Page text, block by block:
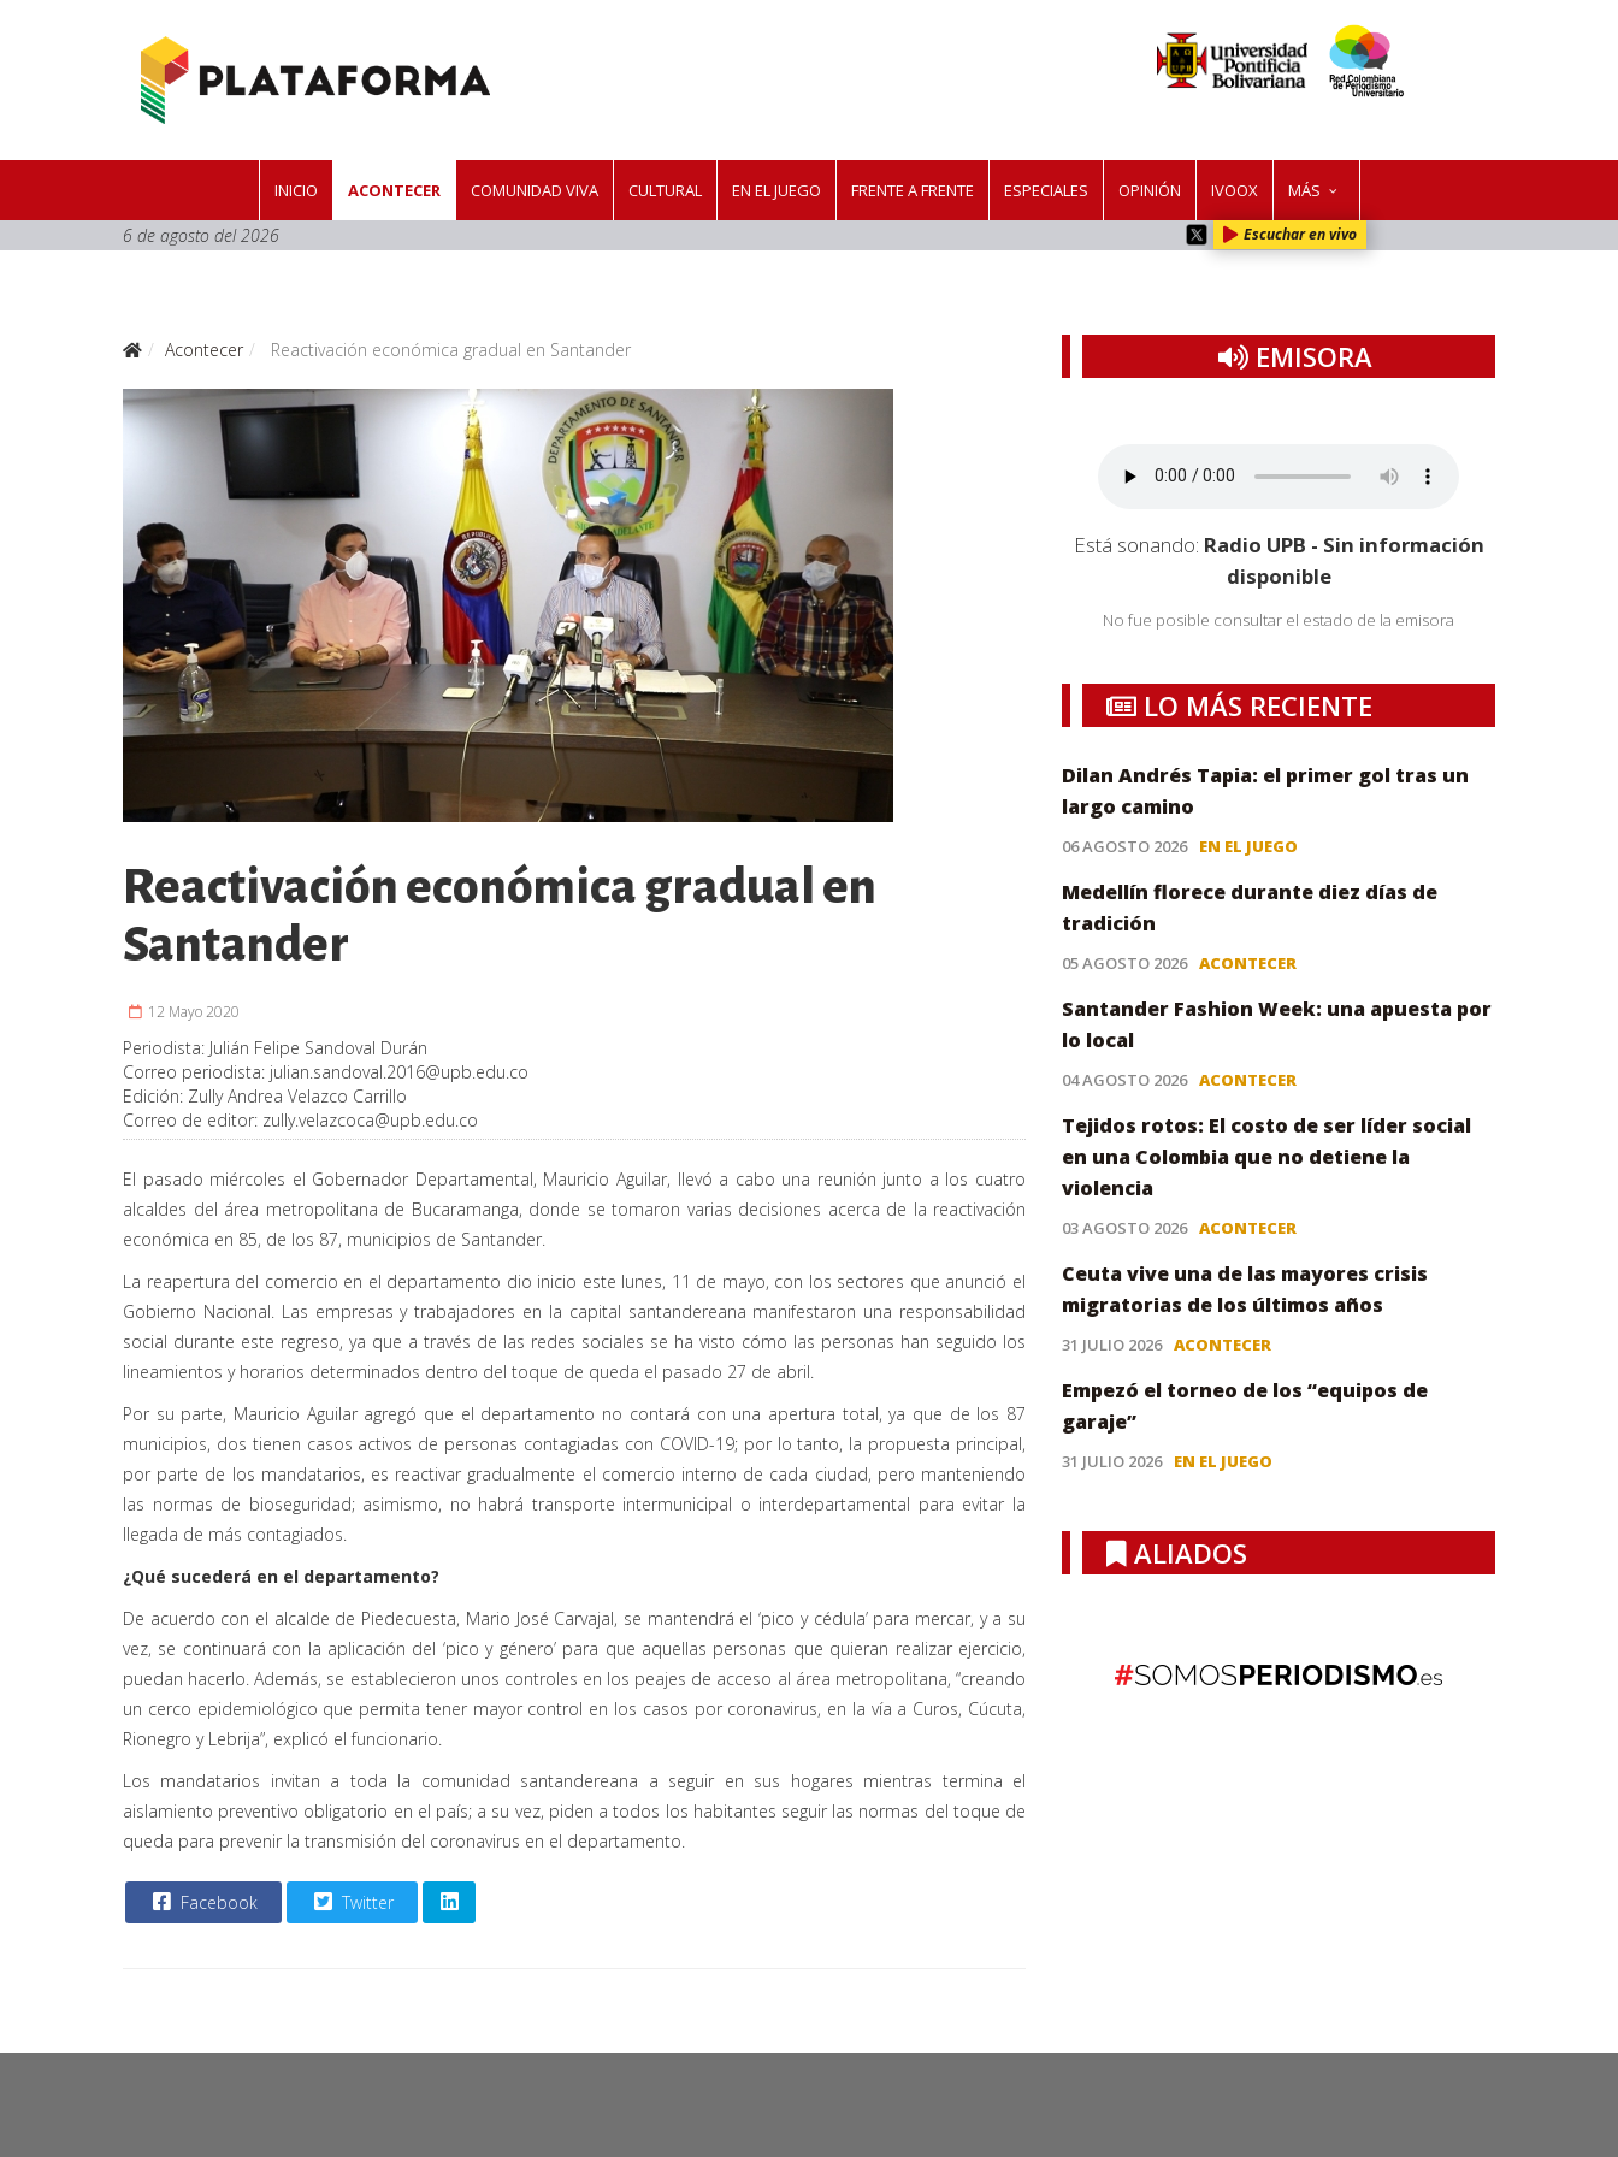
INICIO ACONTECER COMUNIDAD VIVA CULTURAL EN EL JUEGO FRENTE A FRENTE ESPECIALES OPINIÓN IVOOX MÁS
6 de agosto del 2026 Escuchar en vivo
Acontecer Reactivación económica gradual en Santander
Reactivación económica gradual en
Santander
12 Mayo 2020
Periodista: Julián Felipe Sandoval Durán
Correo periodista: julian.sandoval.2016@upb.edu.co
Edición: Zully Andrea Velazco Carrillo
Correo de editor: zully.velazcoca@upb.edu.co
El pasado miércoles el Gobernador Departamental, Mauricio Aguilar, llevó a cabo una reunión junto a los cuatro
alcaldes del área metropolitana de Bucaramanga, donde se tomaron varias decisiones acerca de la reactivación
económica en 85, de los 87, municipios de Santander.
La reapertura del comercio en el departamento dio inicio este lunes, 11 de mayo, con los sectores que anunció el
Gobierno Nacional. Las empresas y trabajadores en la capital santandereana manifestaron una responsabilidad
social durante este regreso, ya que a través de las redes sociales se ha visto cómo las personas han seguido los
lineamientos y horarios determinados dentro del toque de queda el pasado 27 de abril.
Por su parte, Mauricio Aguilar agregó que el departamento no contará con una apertura total, ya que de los 87
municipios, dos tienen casos activos de personas contagiadas con COVID-19; por lo tanto, la propuesta principal,
por parte de los mandatarios, es reactivar gradualmente el comercio interno de cada ciudad, pero manteniendo
las normas de bioseguridad; asimismo, no habrá transporte intermunicipal o interdepartamental para evitar la
llegada de más contagiados.
¿Qué sucederá en el departamento?
De acuerdo con el alcalde de Piedecuesta, Mario José Carvajal, se mantendrá el ‘pico y cédula’ para mercar, y a su
vez, se continuará con la aplicación del ‘pico y género’ para que aquellas personas que quieran realizar ejercicio,
puedan hacerlo. Además, se establecieron unos controles en los peajes de acceso al área metropolitana, “creando
un cerco epidemiológico que permita tener mayor control en los casos por coronavirus, en la vía a Curos, Cúcuta,
Rionegro y Lebrija”, explicó el funcionario.
Los mandatarios invitan a toda la comunidad santandereana a seguir en sus hogares mientras termina el
aislamiento preventivo obligatorio en el país; a su vez, piden a todos los habitantes seguir las normas del toque de
queda para prevenir la transmisión del coronavirus en el departamento.
Facebook Twitter
EMISORA
Está sonando: Radio UPB - Sin información
disponible
No fue posible consultar el estado de la emisora
LO MÁS RECIENTE
Dilan Andrés Tapia: el primer gol tras un
largo camino
06 AGOSTO 2026 EN EL JUEGO
Medellín florece durante diez días de
tradición
05 AGOSTO 2026 ACONTECER
Santander Fashion Week: una apuesta por
lo local
04 AGOSTO 2026 ACONTECER
Tejidos rotos: El costo de ser líder social
en una Colombia que no detiene la
violencia
03 AGOSTO 2026 ACONTECER
Ceuta vive una de las mayores crisis
migratorias de los últimos años
31 JULIO 2026 ACONTECER
Empezó el torneo de los “equipos de
garaje”
31 JULIO 2026 EN EL JUEGO
ALIADOS